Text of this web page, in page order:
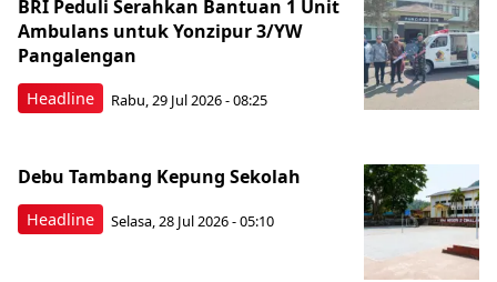
Headline
BRI Peduli Serahkan Bantuan 1 Unit
Ambulans untuk Yonzipur 3/YW
Pangalengan
Rabu, 29 Jul 2026 - 08:25
Headline
Debu Tambang Kepung Sekolah
Selasa, 28 Jul 2026 - 05:10